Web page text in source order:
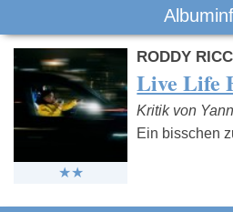
RODDY
Live Life
Kritik von
Ein bisschen